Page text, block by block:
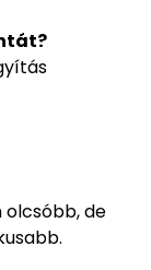
olcsóbb, de